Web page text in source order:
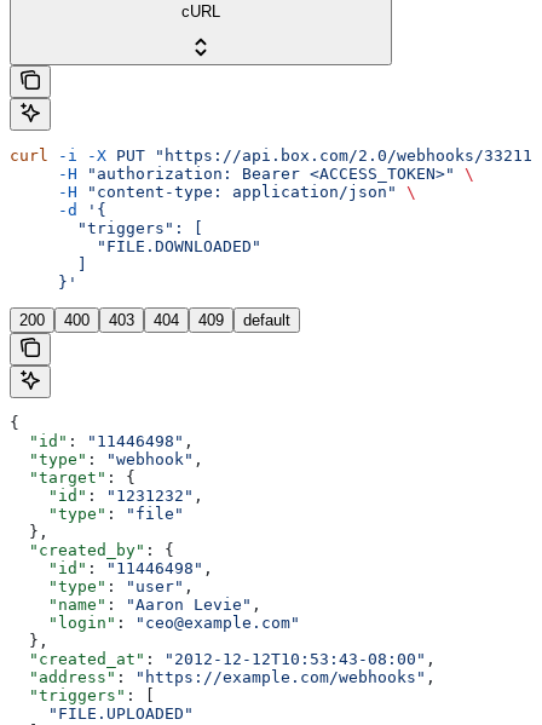
cURL
curl -i -X PUT "https://api.box.com/2.0/webhooks/
     -H
"authorization: Bearer <ACCESS_TOKEN>"
\
     -H
"content-type: application/json"
\
     -d
'{
       "triggers": [
         "FILE.DOWNLOADED"
     }'
200 400 403 404 409 default
{
  "id"
: "11446498" ,
  "type"
: "webhook" ,
  "target"
: {
    "id"
: "1231232" ,
    "type"
:
"file"
  },
  "created_by"
: {
    "id"
: "11446498" ,
    "type"
: "user" ,
    "name"
: "Aaron Levie" ,
    "login"
:
"ceo@example.com"
  },
  "created_at"
: "2012-12-12T10:53:43-08:00" ,
  "address"
: "https://example.com/webhooks" ,
  "triggers"
: [
    "FILE.UPLOADED"